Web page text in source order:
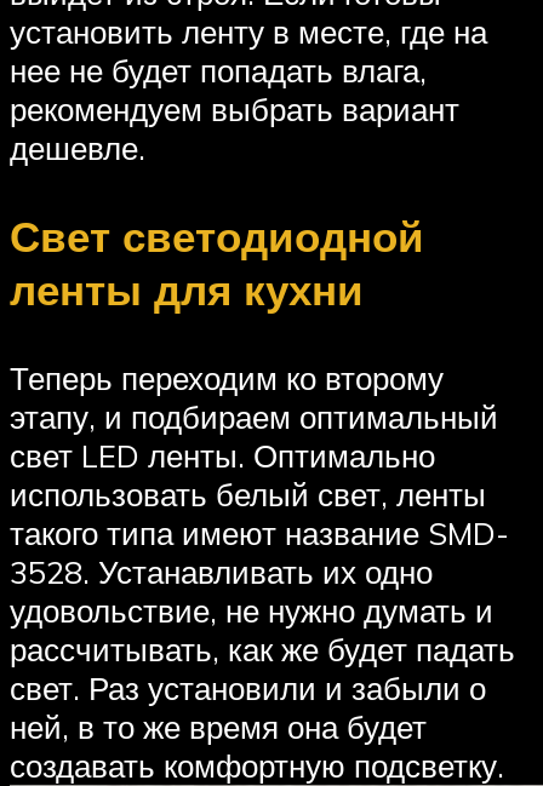
установить ленту в месте, где на
нее не будет попадать влага,
рекомендуем выбрать вариант
дешевле.
Свет светодиодной
ленты для кухни
Теперь переходим ко второму
этапу, и подбираем оптимальный
свет LED ленты. Оптимально
использовать белый свет, ленты
такого типа имеют название SMD-
3528. Устанавливать их одно
удовольствие, не нужно думать и
рассчитывать, как же будет падать
свет. Раз установили и забыли о
ней, в то же время она будет
создавать комфортную подсветку.